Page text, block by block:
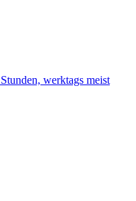
werktags meist